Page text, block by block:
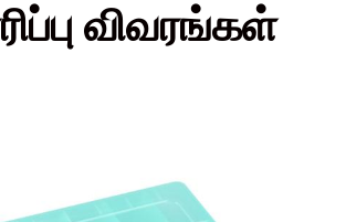
விவரங்கள்